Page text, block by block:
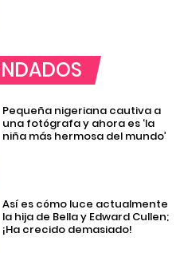
Pequeña nigeriana cautiva a
una fotógrafa y ahora es ‘la
niña más hermosa del mundo’
Así es cómo luce actualmente
la hija de Bella y Edward Cullen;
¡Ha crecido demasiado!